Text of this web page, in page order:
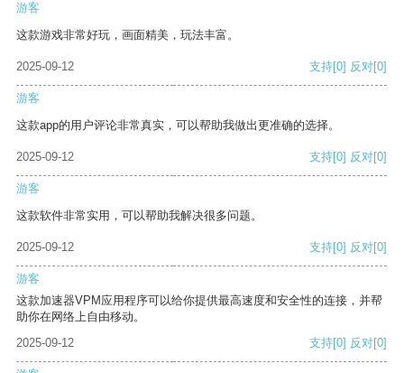
游客
这款游戏非常好玩，画面精美，玩法丰富。
2025-09-12 支持[0] 反对[0]
游客
这款app的用户评论非常真实，可以帮助我做出更准确的选择。
2025-09-12 支持[0] 反对[0]
游客
这款软件非常实用，可以帮助我解决很多问题。
2025-09-12 支持[0] 反对[0]
游客
这款加速器VPM应用程序可以给你提供最高速度和安全性的连接，并帮
助你在网络上自由移动。
2025-09-12
支持[0] 反对[0]